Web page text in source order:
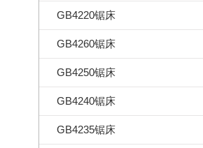
GB4220锯床
GB4260锯床
GB4250锯床
GB4240锯床
GB4235锯床